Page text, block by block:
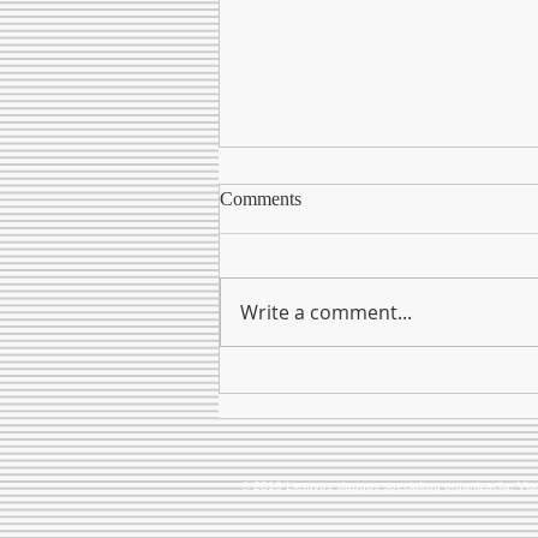
trumpesnis laukimo laikas
skubiosios pagalbos skyriuose
Comments
Write a comment...
© 2018 Lietuvos slaugos specialistų organizacija.